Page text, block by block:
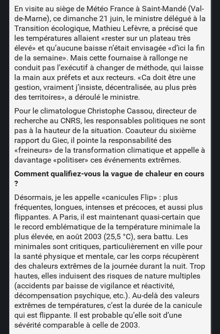
En visite au siège de Météo France à Saint-Mandé (Val-
de-Marne), ce dimanche 21 juin, le ministre délégué à la
Transition écologique, Mathieu Lefèvre, a précisé que
les températures allaient «rester sur un plateau très
élevé» et qu’aucune baisse n’était envisagée «d’ici la fin
de la semaine». Mais cette fournaise à rallonge ne
conduit pas l’exécutif à changer de méthode, qui laisse
la main aux préfets et aux recteurs. «Ca doit être une
gestion, vraiment j’insiste, décentralisée, au plus près
des territoires», a déroulé le ministre.
Pour le climatologue Christophe Cassou, directeur de
recherche au CNRS, les responsables politiques ne sont
pas à la hauteur de la situation. Coauteur du sixième
rapport du Giec, il pointe la responsabilité des
«freineurs» de la transformation climatique et appelle à
davantage «politiser» ces événements extrêmes.
Comment qualifiez-vous la vague de chaleur en cours
?
Désormais, je les appelle «canicules Flip» : plus
fréquentes, longues, intenses et précoces, et aussi plus
flippantes. A Paris, il est maintenant quasi-certain que
le record emblématique de la température minimale la
plus élevée, en août 2003 (25,5 °C), sera battu. Les
minimales sont critiques, particulièrement en ville pour
la santé physique et mentale, car les corps récupèrent
des chaleurs extrêmes de la journée durant la nuit. Trop
hautes, elles induisent des risques de nature multiples
(accidents par baisse de vigilance et réactivité,
décompensation psychique, etc.). Au-delà des valeurs
extrêmes de températures, c’est la durée de la canicule
qui est flippante. Il est probable qu’elle soit d’une
sévérité comparable à celle de 2003.